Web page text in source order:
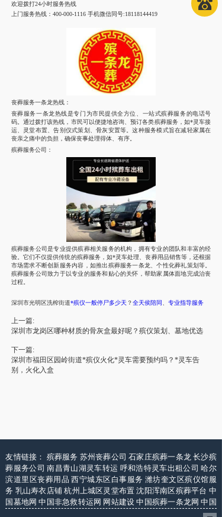
欢迎拨打24小时服务热线
上门服务热线： 400-000-1116 手机微信同号:18118144419
丧葬服务一条龙热线：
丧葬服务一条龙热线是专门为市民提供全方位、一站式殡葬服务的电话号
码。通过拨打该热线，市民可以便捷地咨询、预订各类殡葬服务，如*灵车接
运、灵堂布置、告别仪式策划、骨灰安置等。这种服务模式旨在减轻家属在
丧亲之痛中的负担，确保丧事处理得体、有序。
殡葬服务公司：
殡葬服务公司是专业提供殡葬相关服务的机构，拥有专业的团队和丰富的经
验。它们不仅提供传统的殡葬服务，如*灵车处理、丧葬用品销售等，还根据
市场需求不断创新服务内容，如推出殡葬服务一条龙、个性化葬礼策划等。
殡葬服务公司致力于以专业的服务和贴心的关怀，帮助家属体面地完成治丧
过程。
深圳市光明区洗榨街道*殡仪一般停尸多少天？全天侯陪同 专业指导服务
上一篇:
深圳市龙岗区哪种材质的骨灰盒最好呢？殡仪策划、墓地优选
下一篇:
深圳市福田区园岭街道*殡仪火化*灵车需要预约吗？*灵车告
别，火化入盒
友情链接： 殡葬服务 苏州丧葬公司石家庄殡葬一条龙长沙殡
葬服务公司南昌青山湖灵车转运 呼和浩特灵车出租公司哈尔
滨道里区丧葬用品西宁城东区白事服务潍坊奎文区殡仪馆服
务 乳山寿衣店铺杭州上城区灵堂布置沈阳浑南区殡葬平台 中
国墓地网中国非急救转运网 网站建设中国殡葬一条龙网中国